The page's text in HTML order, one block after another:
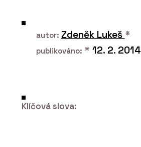
autor: Zdeněk Lukeš *
publikováno: * 12. 2. 2014
Klíčová slova: